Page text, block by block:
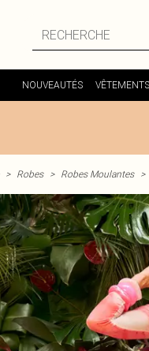
NOUVEAUTÉS VÊTEMENTS
> Robes > Robes Moulantes >